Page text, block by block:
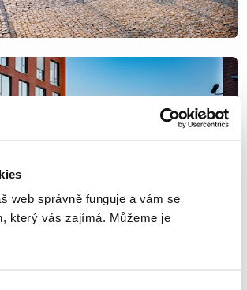
web správně funguje a vám se
který vás zajímá. Můžeme je